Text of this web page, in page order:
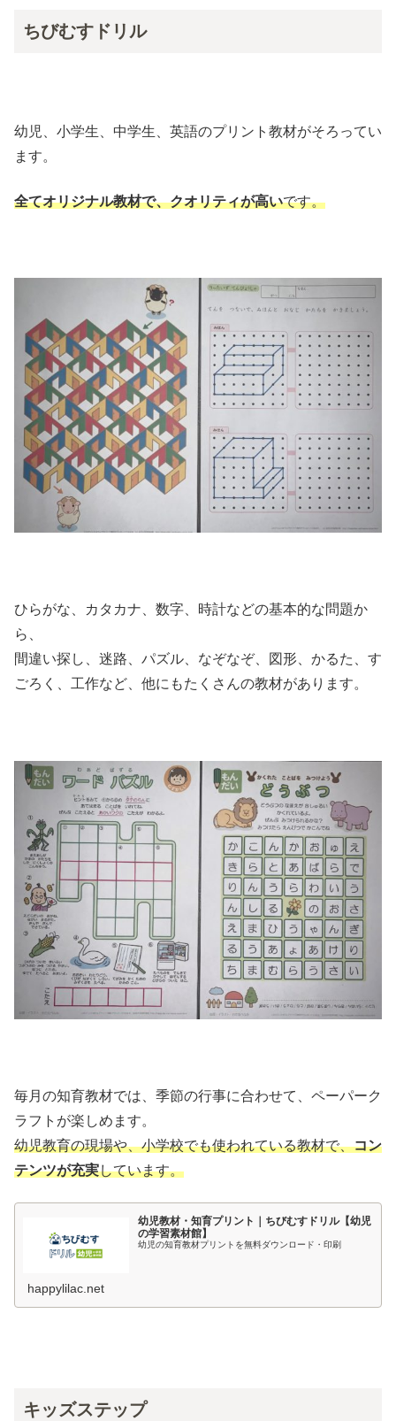
ちびむすドリル
幼児、小学生、中学生、英語のプリント教材がそろってい
ます。
全てオリジナル教材で、クオリティが高いです。
ひらがな、カタカナ、数字、時計などの基本的な問題か
ら、
間違い探し、迷路、パズル、なぞなぞ、図形、かるた、す
ごろく、工作など、他にもたくさんの教材があります。
毎月の知育教材では、季節の行事に合わせて、ペーパーク
ラフトが楽しめます。
幼児教育の現場や、小学校でも使われている教材で、コン
テンツが充実しています。
幼児教材・知育プリント｜ちびむすドリル【幼児
の学習素材館】
幼児の知育教材プリントを無料ダウンロード・印刷
happylilac.net
キッズステップ